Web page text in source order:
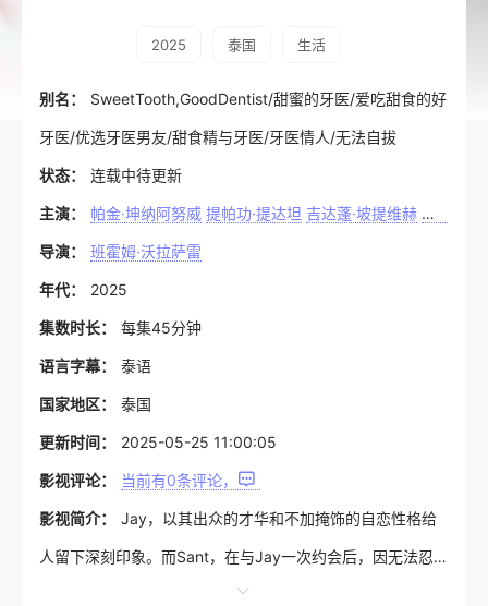
2025 泰国 生活
别名： SweetTooth,GoodDentist/甜蜜的牙医/爱吃甜食的好
牙医/优选牙医男友/甜食精与牙医/牙医情人/无法自拔
状态： 连载中待更新
主演： 帕金·坤纳阿努威 提帕功·提达坦 吉达蓬·坡提维赫 布·米帕迪
导演： 班霍姆·沃拉萨雷
年代： 2025
集数时长： 每集45分钟
语言字幕： 泰语
国家地区： 泰国
更新时间： 2025-05-25 11:00:05
影视评论： 当前有0条评论，
影视简介： Jay，以其出众的才华和不加掩饰的自恋性格给
人留下深刻印象。而Sant，在与Jay一次约会后，因无法忍受
其自恋行径，选择在所有社交平台将其屏蔽。然而，命运的